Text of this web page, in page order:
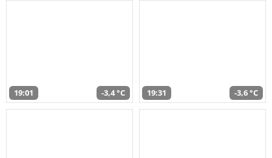
19:01 -3,4 °C 19:31 -3,6 °C